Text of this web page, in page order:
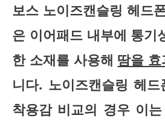
보스 노이즈캔슬링 헤드
은 이어패드 내부에 통기
한 소재를 사용해 땀을
니다. 노이즈캔슬링 헤
착용감 비교의 경우 이